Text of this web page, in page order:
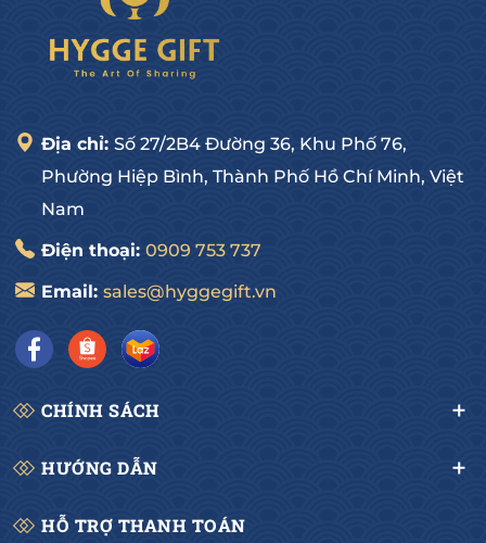
Địa chỉ: Số 27/2B4 Đường 36, Khu Phố 76,
Phường Hiệp Bình, Thành Phố Hồ Chí Minh, Việt
Nam
Điện thoại: 0909 753 737
Email: sales@hyggegift.vn
CHÍNH SÁCH
HƯỚNG DẪN
HỖ TRỢ THANH TOÁN